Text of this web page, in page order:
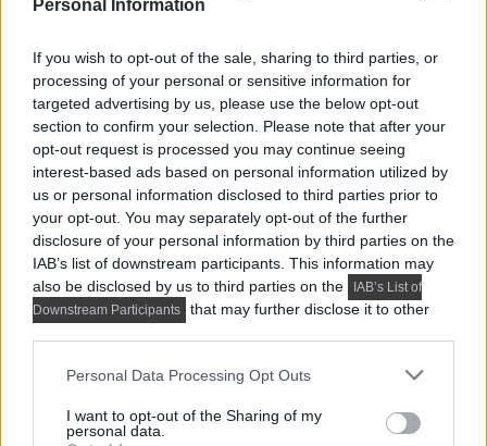
Personal Information
If you wish to opt-out of the sale, sharing to third parties, or
processing of your personal or sensitive information for
targeted advertising by us, please use the below opt-out
section to confirm your selection. Please note that after your
opt-out request is processed you may continue seeing
interest-based ads based on personal information utilized by
us or personal information disclosed to third parties prior to
your opt-out. You may separately opt-out of the further
disclosure of your personal information by third parties on the
IAB’s list of downstream participants. This information may
also be disclosed by us to third parties on the
IAB’s List of
Downstream Participants
that may further disclose it to other
Please note that this website/app uses one or more Google
not limited to your visit or usage behaviour. You may click to
grant or deny consent to Google and its third-party tags to
Personal Data Processing Opt Outs
I want to opt-out of the Sharing of my
personal data.
MODERN LAKBERENDEZÉS
Így lett a minimalista lakás barátságos:
fiatal pár új, 60 m²-es otthona
A 60 négyzetméteres lakást egy fiatal pár számára
alakították ki, akik sokat utaznak, szívesen fogadnak...
TOVÁBBIAK BETÖLTÉSE